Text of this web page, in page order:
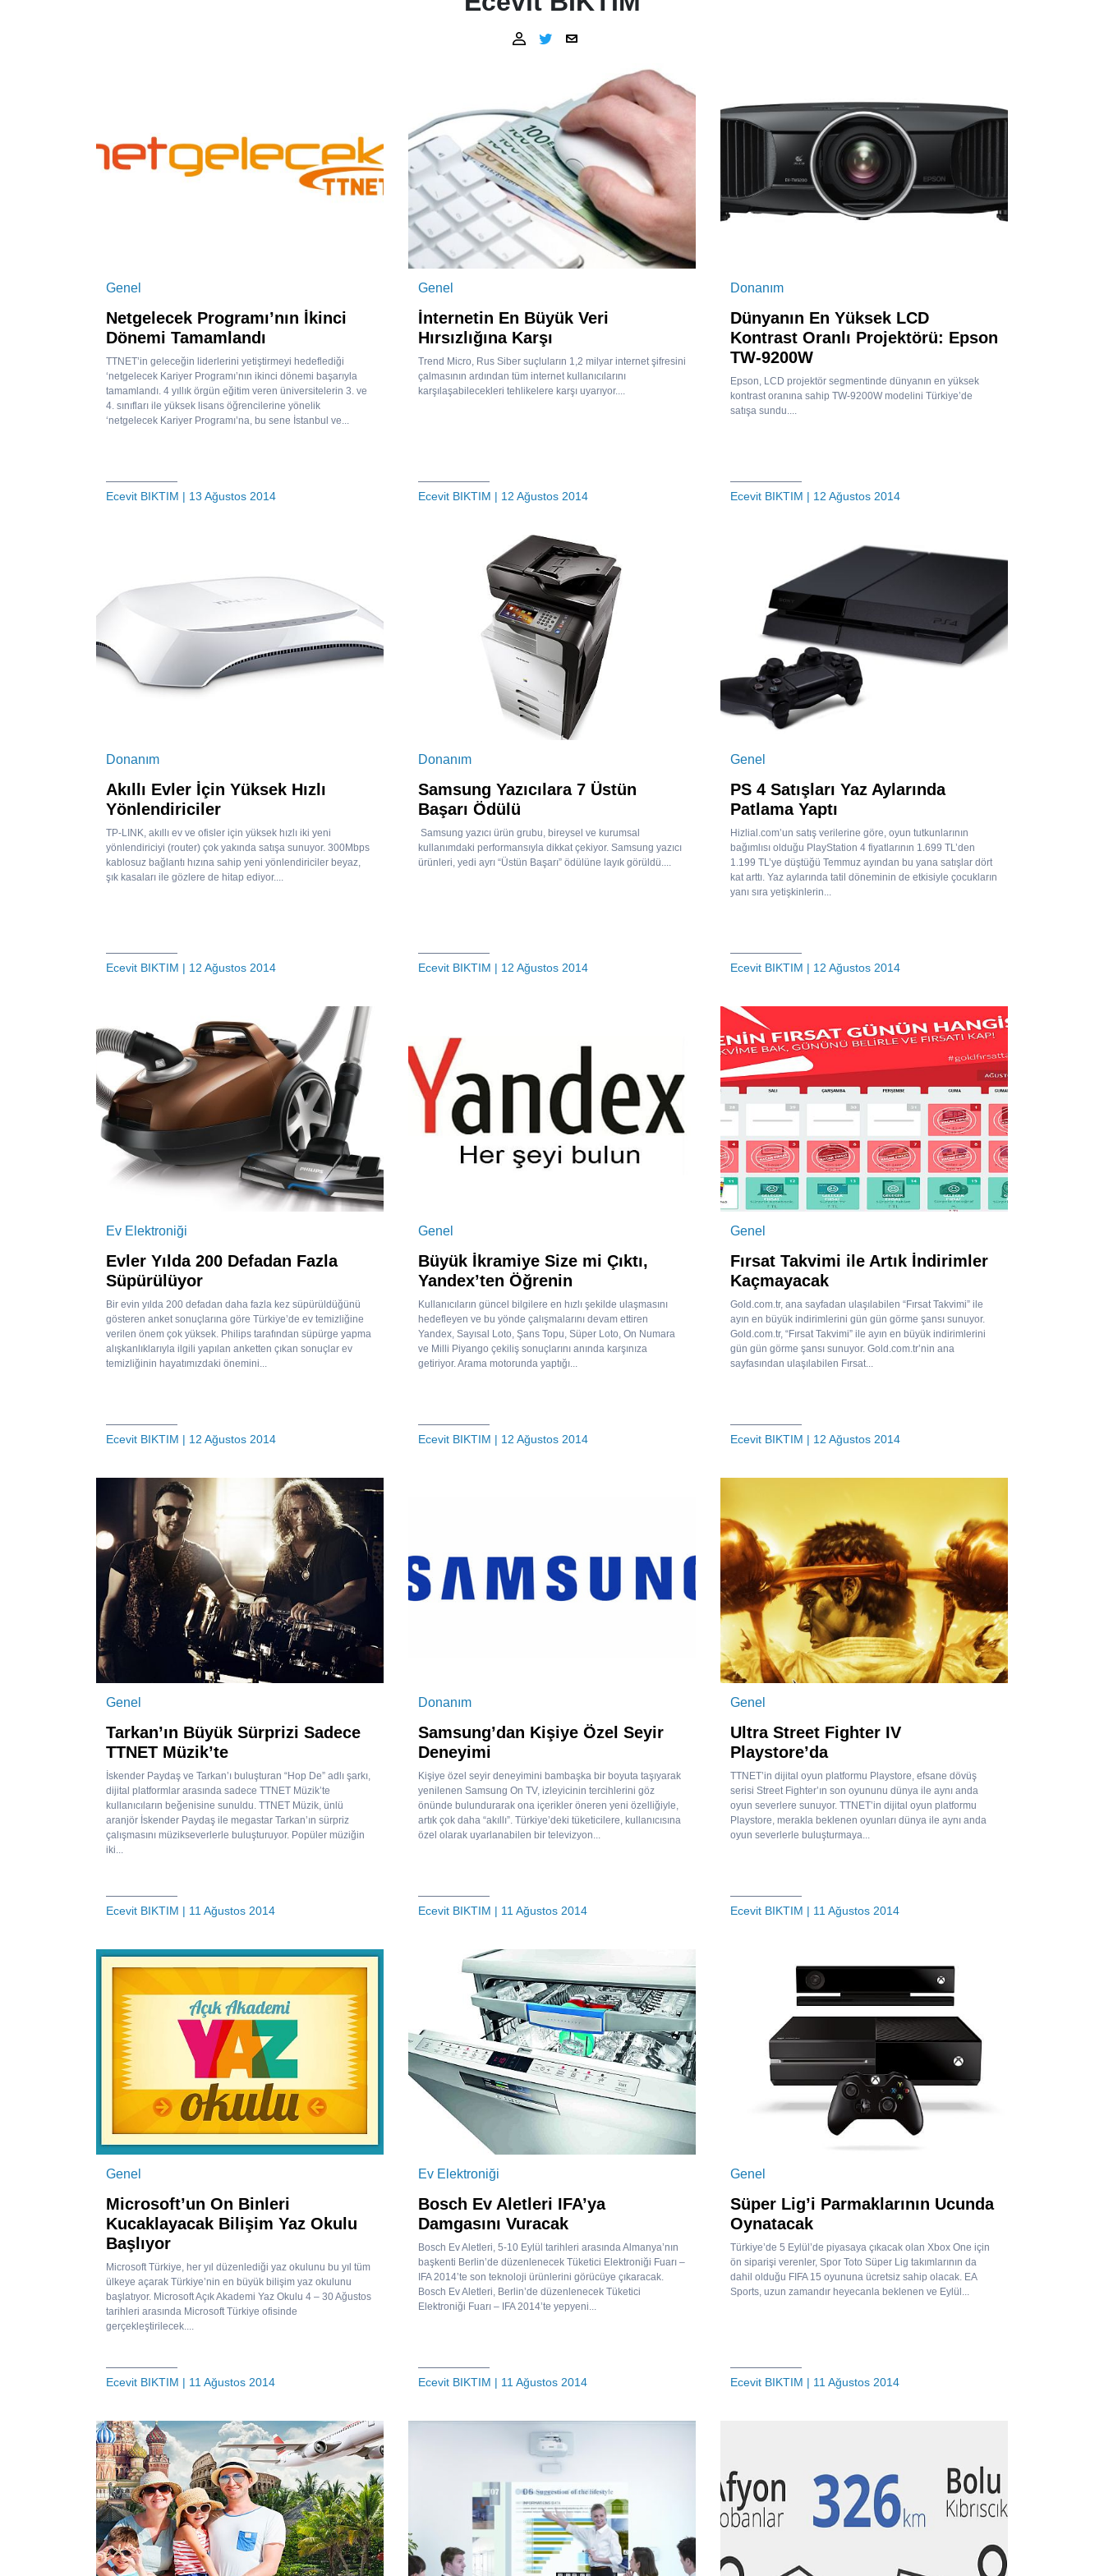
Genel
Netgelecek Programı’nın İkinci
Dönemi Tamamlandı
TTNET’in geleceğin liderlerini yetiştirmeyi hedeflediği
‘netgelecek Kariyer Programı’nın ikinci dönemi başarıyla
tamamlandı. 4 yıllık örgün eğitim veren üniversitelerin 3. ve
4. sınıfları ile yüksek lisans öğrencilerine yönelik
‘netgelecek Kariyer Programı’na, bu sene İstanbul ve...
Ecevit BIKTIM | 13 Ağustos 2014
Genel
İnternetin En Büyük Veri
Hırsızlığına Karşı
Trend Micro, Rus Siber suçluların 1,2 milyar internet şifresini
çalmasının ardından tüm internet kullanıcılarını
karşılaşabilecekleri tehlikelere karşı uyarıyor....
Ecevit BIKTIM | 12 Ağustos 2014
Donanım
Dünyanın En Yüksek LCD
Kontrast Oranlı Projektörü: Epson
TW-9200W
Epson, LCD projektör segmentinde dünyanın en yüksek
kontrast oranına sahip TW-9200W modelini Türkiye’de
satışa sundu....
Ecevit BIKTIM | 12 Ağustos 2014
Donanım
Akıllı Evler İçin Yüksek Hızlı
Yönlendiriciler
TP-LINK, akıllı ev ve ofisler için yüksek hızlı iki yeni
yönlendiriciyi (router) çok yakında satışa sunuyor. 300Mbps
kablosuz bağlantı hızına sahip yeni yönlendiriciler beyaz,
şık kasaları ile gözlere de hitap ediyor....
Ecevit BIKTIM | 12 Ağustos 2014
Donanım
Samsung Yazıcılara 7 Üstün
Başarı Ödülü
Samsung yazıcı ürün grubu, bireysel ve kurumsal
kullanımdaki performansıyla dikkat çekiyor. Samsung yazıcı
ürünleri, yedi ayrı “Üstün Başarı” ödülüne layık görüldü....
Ecevit BIKTIM | 12 Ağustos 2014
Genel
PS 4 Satışları Yaz Aylarında
Patlama Yaptı
Hizlial.com’un satış verilerine göre, oyun tutkunlarının
bağımlısı olduğu PlayStation 4 fiyatlarının 1.699 TL’den
1.199 TL’ye düştüğü Temmuz ayından bu yana satışlar dört
kat arttı. Yaz aylarında tatil döneminin de etkisiyle çocukların
yanı sıra yetişkinlerin...
Ecevit BIKTIM | 12 Ağustos 2014
Ev Elektroniği
Evler Yılda 200 Defadan Fazla
Süpürülüyor
Bir evin yılda 200 defadan daha fazla kez süpürüldüğünü
gösteren anket sonuçlarına göre Türkiye’de ev temizliğine
verilen önem çok yüksek. Philips tarafından süpürge yapma
alışkanlıklarıyla ilgili yapılan anketten çıkan sonuçlar ev
temizliğinin hayatımızdaki önemini...
Ecevit BIKTIM | 12 Ağustos 2014
Genel
Büyük İkramiye Size mi Çıktı,
Yandex’ten Öğrenin
Kullanıcıların güncel bilgilere en hızlı şekilde ulaşmasını
hedefleyen ve bu yönde çalışmalarını devam ettiren
Yandex, Sayısal Loto, Şans Topu, Süper Loto, On Numara
ve Milli Piyango çekiliş sonuçlarını anında karşınıza
getiriyor. Arama motorunda yaptığı...
Ecevit BIKTIM | 12 Ağustos 2014
Genel
Fırsat Takvimi ile Artık İndirimler
Kaçmayacak
Gold.com.tr, ana sayfadan ulaşılabilen “Fırsat Takvimi” ile
ayın en büyük indirimlerini gün gün görme şansı sunuyor.
Gold.com.tr, “Fırsat Takvimi” ile ayın en büyük indirimlerini
gün gün görme şansı sunuyor. Gold.com.tr’nin ana
sayfasından ulaşılabilen Fırsat...
Ecevit BIKTIM | 12 Ağustos 2014
Genel
Tarkan’ın Büyük Sürprizi Sadece
TTNET Müzik’te
İskender Paydaş ve Tarkan’ı buluşturan “Hop De” adlı şarkı,
dijital platformlar arasında sadece TTNET Müzik’te
kullanıcıların beğenisine sunuldu. TTNET Müzik, ünlü
aranjör İskender Paydaş ile megastar Tarkan’ın sürpriz
çalışmasını müzikseverlerle buluşturuyor. Popüler müziğin
iki...
Ecevit BIKTIM | 11 Ağustos 2014
Donanım
Samsung’dan Kişiye Özel Seyir
Deneyimi
Kişiye özel seyir deneyimini bambaşka bir boyuta taşıyarak
yenilenen Samsung On TV, izleyicinin tercihlerini göz
önünde bulundurarak ona içerikler öneren yeni özelliğiyle,
artık çok daha “akıllı”. Türkiye’deki tüketicilere, kullanıcısına
özel olarak uyarlanabilen bir televizyon...
Ecevit BIKTIM | 11 Ağustos 2014
Genel
Ultra Street Fighter IV
Playstore’da
TTNET’in dijital oyun platformu Playstore, efsane dövüş
serisi Street Fighter’ın son oyununu dünya ile aynı anda
oyun severlere sunuyor. TTNET’in dijital oyun platformu
Playstore, merakla beklenen oyunları dünya ile aynı anda
oyun severlerle buluşturmaya...
Ecevit BIKTIM | 11 Ağustos 2014
Genel
Microsoft’un On Binleri
Kucaklayacak Bilişim Yaz Okulu
Başlıyor
Microsoft Türkiye, her yıl düzenlediği yaz okulunu bu yıl tüm
ülkeye açarak Türkiye’nin en büyük bilişim yaz okulunu
başlatıyor. Microsoft Açık Akademi Yaz Okulu 4 – 30 Ağustos
tarihleri arasında Microsoft Türkiye ofisinde
gerçekleştirilecek....
Ecevit BIKTIM | 11 Ağustos 2014
Ev Elektroniği
Bosch Ev Aletleri IFA’ya
Damgasını Vuracak
Bosch Ev Aletleri, 5-10 Eylül tarihleri arasında Almanya’nın
başkenti Berlin’de düzenlenecek Tüketici Elektroniği Fuarı –
IFA 2014’te son teknoloji ürünlerini görücüye çıkaracak.
Bosch Ev Aletleri, Berlin’de düzenlenecek Tüketici
Elektroniği Fuarı – IFA 2014’te yepyeni...
Ecevit BIKTIM | 11 Ağustos 2014
Genel
Süper Lig’i Parmaklarının Ucunda
Oynatacak
Türkiye’de 5 Eylül’de piyasaya çıkacak olan Xbox One için
ön siparişi verenler, Spor Toto Süper Lig takımlarının da
dahil olduğu FIFA 15 oyununa ücretsiz sahip olacak. EA
Sports, uzun zamandır heyecanla beklenen ve Eylül...
Ecevit BIKTIM | 11 Ağustos 2014